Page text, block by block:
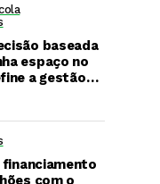
baseada
espaço no
a gestão
com o